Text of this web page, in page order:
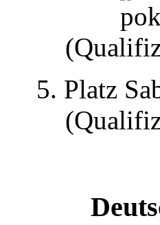
5. Platz